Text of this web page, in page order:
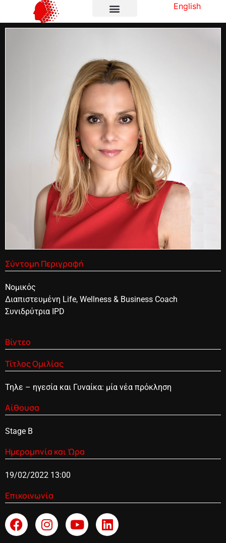
English
Σύντομη Περιγραφή
Νομικός
Διαπιστευμένη Life, Wellness & Business Coach
Συνιδρύτρια IPD
Βίντεο
Τίτλος Ομιλίας
Τηλε – ηγεσία και Γυναίκα: μία νέα πρόκληση
Αίθουσα
Stage B
Ημερομηνία και Ώρα
19/02/2022 13:00
Επικοινωνία